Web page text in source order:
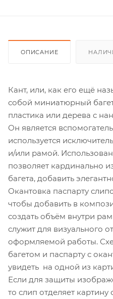
ОПИСАНИЕ
Кант, или, как его ещё
собой миниатюрный
пластика или дерева с
Он является
используется
и/или рамой.
позволяет кардинально
багета, добавить
Окантовка паспарту
чтобы добавить в
создать объём внутри
служит для визуального
оформляемой работы.
багетом и паспарту с
увидеть на одной из
Если для защиты
то слип отделяет